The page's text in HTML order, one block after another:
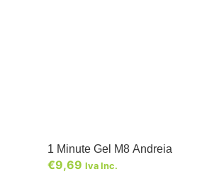
1 Minute Gel M8 Andreia
€9,69 Iva Inc.